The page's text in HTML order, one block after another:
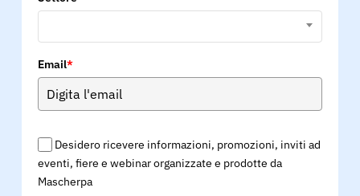
Email*
Desidero ricevere informazioni, promozioni, inviti ad
eventi, fiere e webinar organizzate e prodotte da
Mascherpa